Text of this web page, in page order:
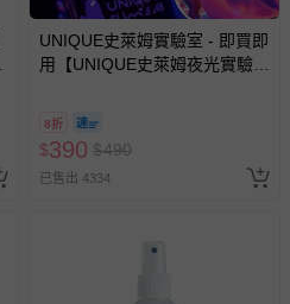
UNIQUE史萊姆實驗室 - 即買即
用【UNIQUE史萊姆夜光實驗室
訂單編號兌換，逾期作廢) (大
人小孩均一價(3歲以上需購票))
8折
$390 $490
已售出 4334